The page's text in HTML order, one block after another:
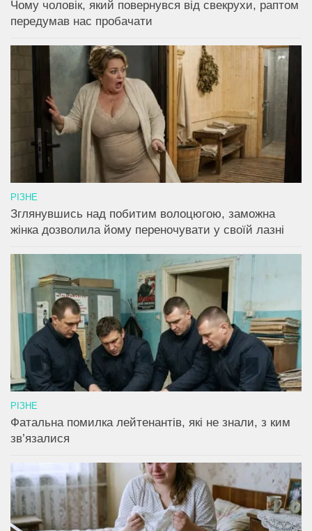
Чому чоловік, який повернувся від свекрухи, раптом
передумав нас пробачати
РІЗНЕ
Зглянувшись над побитим волоцюгою, заможна
жінка дозволила йому переночувати у своїй лазні
РІЗНЕ
Фатальна помилка лейтенантів, які не знали, з ким
зв’язалися